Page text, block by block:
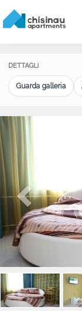
DETTAGLI
Guarda galleria